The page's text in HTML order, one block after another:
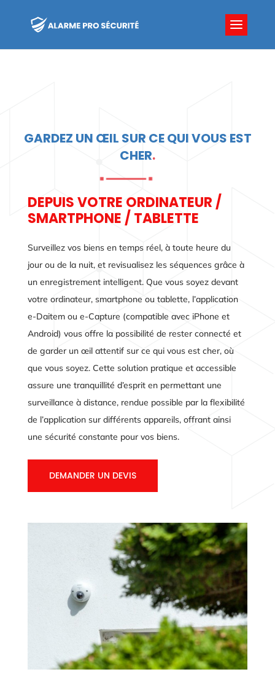
GARDEZ UN ŒIL SUR CE QUI VOUS EST
CHER.
DEPUIS VOTRE ORDINATEUR /
SMARTPHONE / TABLETTE
Surveillez vos biens en temps réel, à toute heure du
jour ou de la nuit, et revisualisez les séquences grâce à
un enregistrement intelligent. Que vous soyez devant
votre ordinateur, smartphone ou tablette, l’application
e-Daitem ou e-Capture (compatible avec iPhone et
Android) vous offre la possibilité de rester connecté et
de garder un œil attentif sur ce qui vous est cher, où
que vous soyez. Cette solution pratique et accessible
assure une tranquillité d’esprit en permettant une
surveillance à distance, rendue possible par la flexibilité
de l’application sur différents appareils, offrant ainsi
une sécurité constante pour vos biens.
DEMANDER UN DEVIS